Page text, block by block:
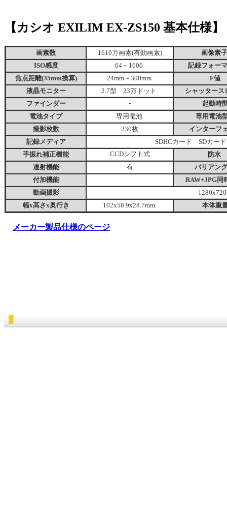
【カシオ EXILIM EX-ZS150 基本仕様】
画素数 1610万画素(有効画素)
画像素
ISO感度
64～1600
記録フォー
焦点距離(35mm換算)
24mm～300mm
F値
液晶モニター
2.7型 23万ドット
シャッタース
ファインダー
-
起動時
電池タイプ
専用電池
専用電池
撮影枚数
230枚
インターフ
記録メディア
SDHCカード SDカー
手振れ補正機能
CCDシフト式
防水
連射機能
有
バリアン
付加機能
RAW+JPG同
動画撮影
1280x720
幅x高さx奥行き
102x58.9x28.7mm 本体重
メーカー製品仕様のページ